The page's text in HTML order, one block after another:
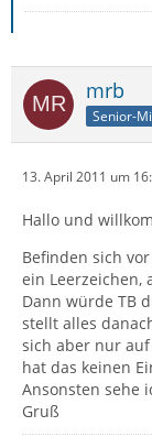
mrb
Senior-
13. April 2011 um
Hallo und
Befinden sich
ein Leerzeichen,
Dann würde TB
stellt alles
sich aber nur
hat das keinen
Ansonsten sehe
Gruß